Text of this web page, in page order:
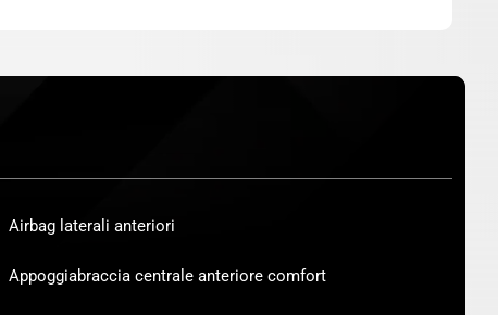
Airbag laterali anteriori
Appoggiabraccia centrale anteriore comfort